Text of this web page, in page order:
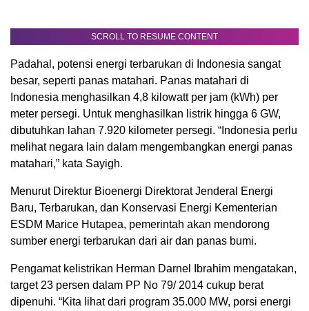
SCROLL TO RESUME CONTENT
Padahal, potensi energi terbarukan di Indonesia sangat
besar, seperti panas matahari. Panas matahari di
Indonesia menghasilkan 4,8 kilowatt per jam (kWh) per
meter persegi. Untuk menghasilkan listrik hingga 6 GW,
dibutuhkan lahan 7.920 kilometer persegi. “Indonesia perlu
melihat negara lain dalam mengembangkan energi panas
matahari,” kata Sayigh.
Menurut Direktur Bioenergi Direktorat Jenderal Energi
Baru, Terbarukan, dan Konservasi Energi Kementerian
ESDM Marice Hutapea, pemerintah akan mendorong
sumber energi terbarukan dari air dan panas bumi.
Pengamat kelistrikan Herman Darnel Ibrahim mengatakan,
target 23 persen dalam PP No 79/ 2014 cukup berat
dipenuhi. “Kita lihat dari program 35.000 MW, porsi energi